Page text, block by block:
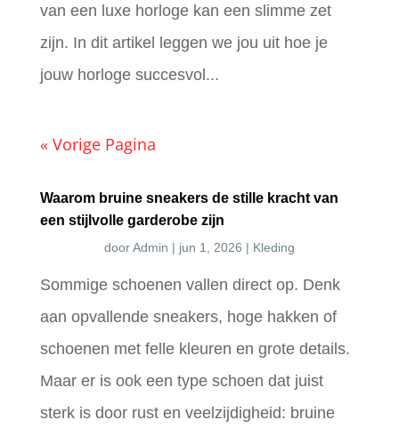
van een luxe horloge kan een slimme zet
zijn. In dit artikel leggen we jou uit hoe je
jouw horloge succesvol...
« Vorige Pagina
Waarom bruine sneakers de stille kracht van
een stijlvolle garderobe zijn
doorAdmin | jun 1, 2026 | Kleding
Sommige schoenen vallen direct op. Denk
aan opvallende sneakers, hoge hakken of
schoenen met felle kleuren en grote details.
Maar er is ook een type schoen dat juist
sterk is door rust en veelzijdigheid: bruine